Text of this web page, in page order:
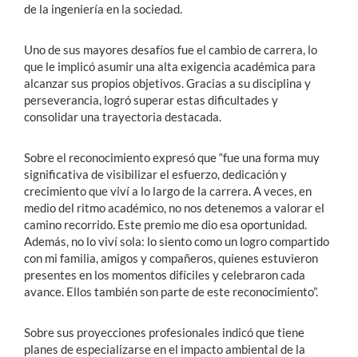
de la ingeniería en la sociedad.
Uno de sus mayores desafíos fue el cambio de carrera, lo
que le implicó asumir una alta exigencia académica para
alcanzar sus propios objetivos. Gracias a su disciplina y
perseverancia, logró superar estas dificultades y
consolidar una trayectoria destacada.
Sobre el reconocimiento expresó que “fue una forma muy
significativa de visibilizar el esfuerzo, dedicación y
crecimiento que viví a lo largo de la carrera. A veces, en
medio del ritmo académico, no nos detenemos a valorar el
camino recorrido. Este premio me dio esa oportunidad.
Además, no lo viví sola: lo siento como un logro compartido
con mi familia, amigos y compañeros, quienes estuvieron
presentes en los momentos difíciles y celebraron cada
avance. Ellos también son parte de este reconocimiento”.
Sobre sus proyecciones profesionales indicó que tiene
planes de especializarse en el impacto ambiental de la